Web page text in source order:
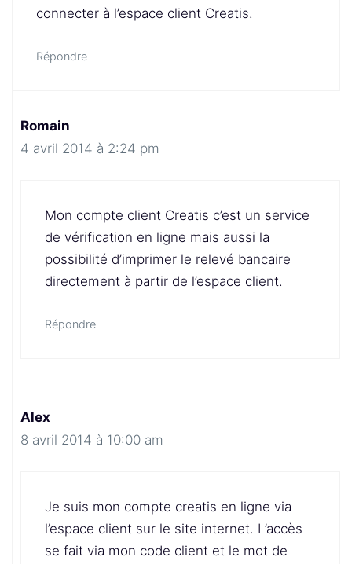
connecter à l’espace client Creatis.
Répondre
Romain
4 avril 2014 à 2:24 pm
Mon compte client Creatis c’est un service
de vérification en ligne mais aussi la
possibilité d’imprimer le relevé bancaire
directement à partir de l’espace client.
Répondre
Alex
8 avril 2014 à 10:00 am
Je suis mon compte creatis en ligne via
l’espace client sur le site internet. L’accès
se fait via mon code client et le mot de